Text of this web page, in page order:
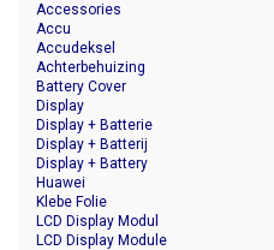
Accessories
Accu
Accudeksel
Achterbehuizing
Battery Cover
Display
Display + Batterie
Display + Batterij
Display + Battery
Huawei
Klebe Folie
LCD Display Modul
LCD Display Module